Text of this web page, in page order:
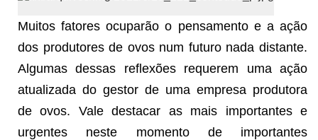
Muitos fatores ocuparão o pensamento e a ação
dos produtores de ovos num futuro nada distante.
Algumas dessas reflexões requerem uma ação
atualizada do gestor de uma empresa produtora
de ovos. Vale destacar as mais importantes e
urgentes neste momento de importantes